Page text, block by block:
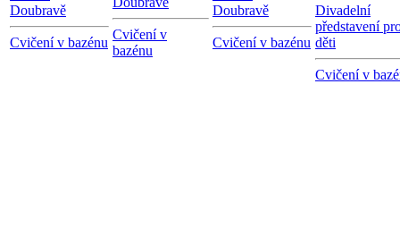
Doubravě
Cvičení v bazénu
Cvičení v
bazénu
Doubravě
Cvičení v bazénu
Divadelní
představení
děti
Cvičení v